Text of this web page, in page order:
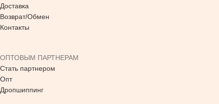
Доставка
Возврат/Обмен
Контакты
ОПТОВЫМ ПАРТНЕРАМ
Стать партнером
Опт
Дропшиппинг